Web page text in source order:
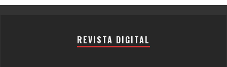
REVISTA DIGITAL